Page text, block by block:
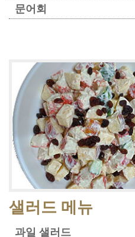
문어회
샐러드 메뉴
과일 샐러드